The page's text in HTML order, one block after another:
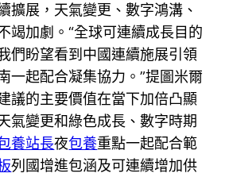
擴展，天氣變更、數字鴻溝、
竭加劇。“全球可連續成長目的
們盼望看到中國連續施展引領
一起配合凝集協力。”提圖米爾
議的主要價值在當下加倍凸顯
變更和綠色成長、數字時期
養站長夜包養重點一起配合範
列國增進包涵及可連續增加供